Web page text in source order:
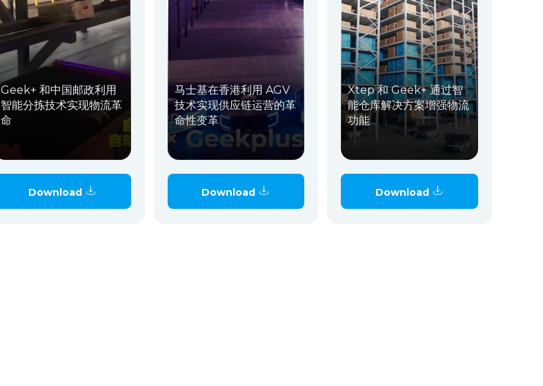
Geek+ 和中国邮政利用
智能分拣技术实现物流革
命
Download
马士基在香港利用 AGV
技术实现供应链运营的革
命性变革
Download
Xtep 和 Geek+ 通过智
能仓库解决方案增强物流
功能
Download